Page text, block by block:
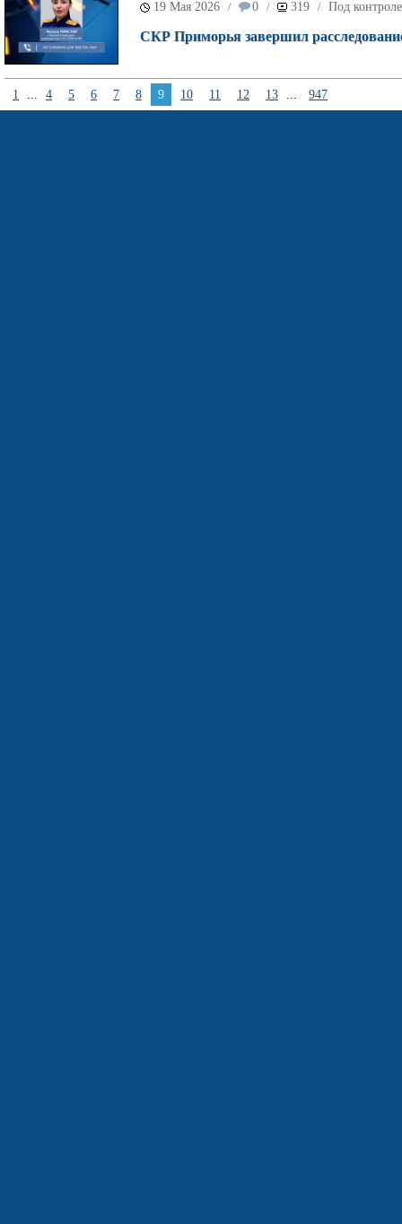
19 Мая 2026 / 0 / 319 / Под
СКР Приморья завершил
1 ... 4 5 6 7 8 9 10 11 12 13 ... 947